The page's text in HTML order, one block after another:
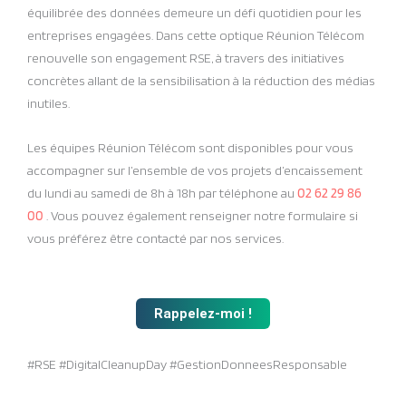
équilibrée des données demeure un défi quotidien pour les
entreprises engagées. Dans cette optique Réunion Télécom
renouvelle son engagement RSE, à travers des initiatives
concrètes allant de la sensibilisation à la réduction des médias
inutiles.
Les équipes Réunion Télécom sont disponibles pour vous
accompagner sur l’ensemble de vos projets d’encaissement
du lundi au samedi de 8h à 18h par téléphone au 02 62 29 86
00 . Vous pouvez également renseigner notre formulaire si
vous préférez être contacté par nos services.
Rappelez-moi !
#RSE #DigitalCleanupDay #GestionDonneesResponsable